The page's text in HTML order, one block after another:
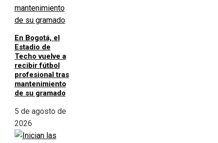
En Bogotá, el
Estadio de
Techo vuelve a
recibir fútbol
profesional tras
mantenimiento
de su gramado
5 de agosto de
2026